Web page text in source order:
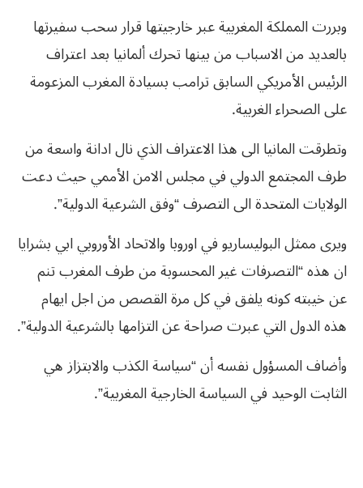
وبررت المملكة المغربية عبر خارجيتها قرار سحب سفيرتها
بالعديد من الاسباب من بينها تحرك ألمانيا بعد اعتراف
الرئيس الأمريكي السابق ترامب بسيادة المغرب المزعومة
على الصحراء الغربية.
وتطرقت المانيا الى هذا الاعتراف الذي نال ادانة واسعة من
طرف المجتمع الدولي في مجلس الامن الأممي حيث دعت
الولايات المتحدة الى التصرف “وفق الشرعية الدولية”.
ويرى ممثل البوليساريو في اوروبا والاتحاد الأوروبي ابي بشرايا
ان هذه “التصرفات غير المحسوبة من طرف المغرب تنم
عن خيبته كونه يلفق في كل مرة القصص من اجل ايهام
هذه الدول التي عبرت صراحة عن التزامها بالشرعية الدولية”.
وأضاف المسؤول نفسه أن “سياسة الكذب والابتزاز هي
الثابت الوحيد في السياسة الخارجية المغربية”.